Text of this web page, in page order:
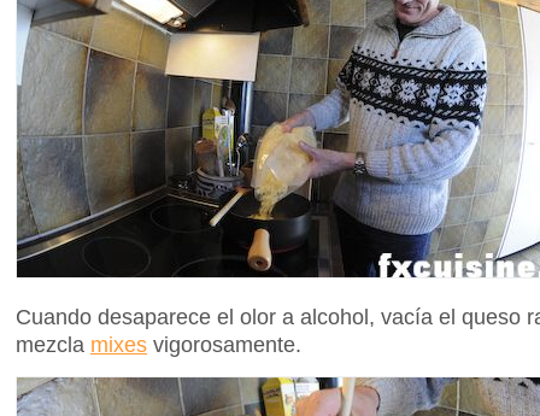
Cuando desaparece el olor a alcohol, vacía el queso
mezcla mixes vigorosamente.